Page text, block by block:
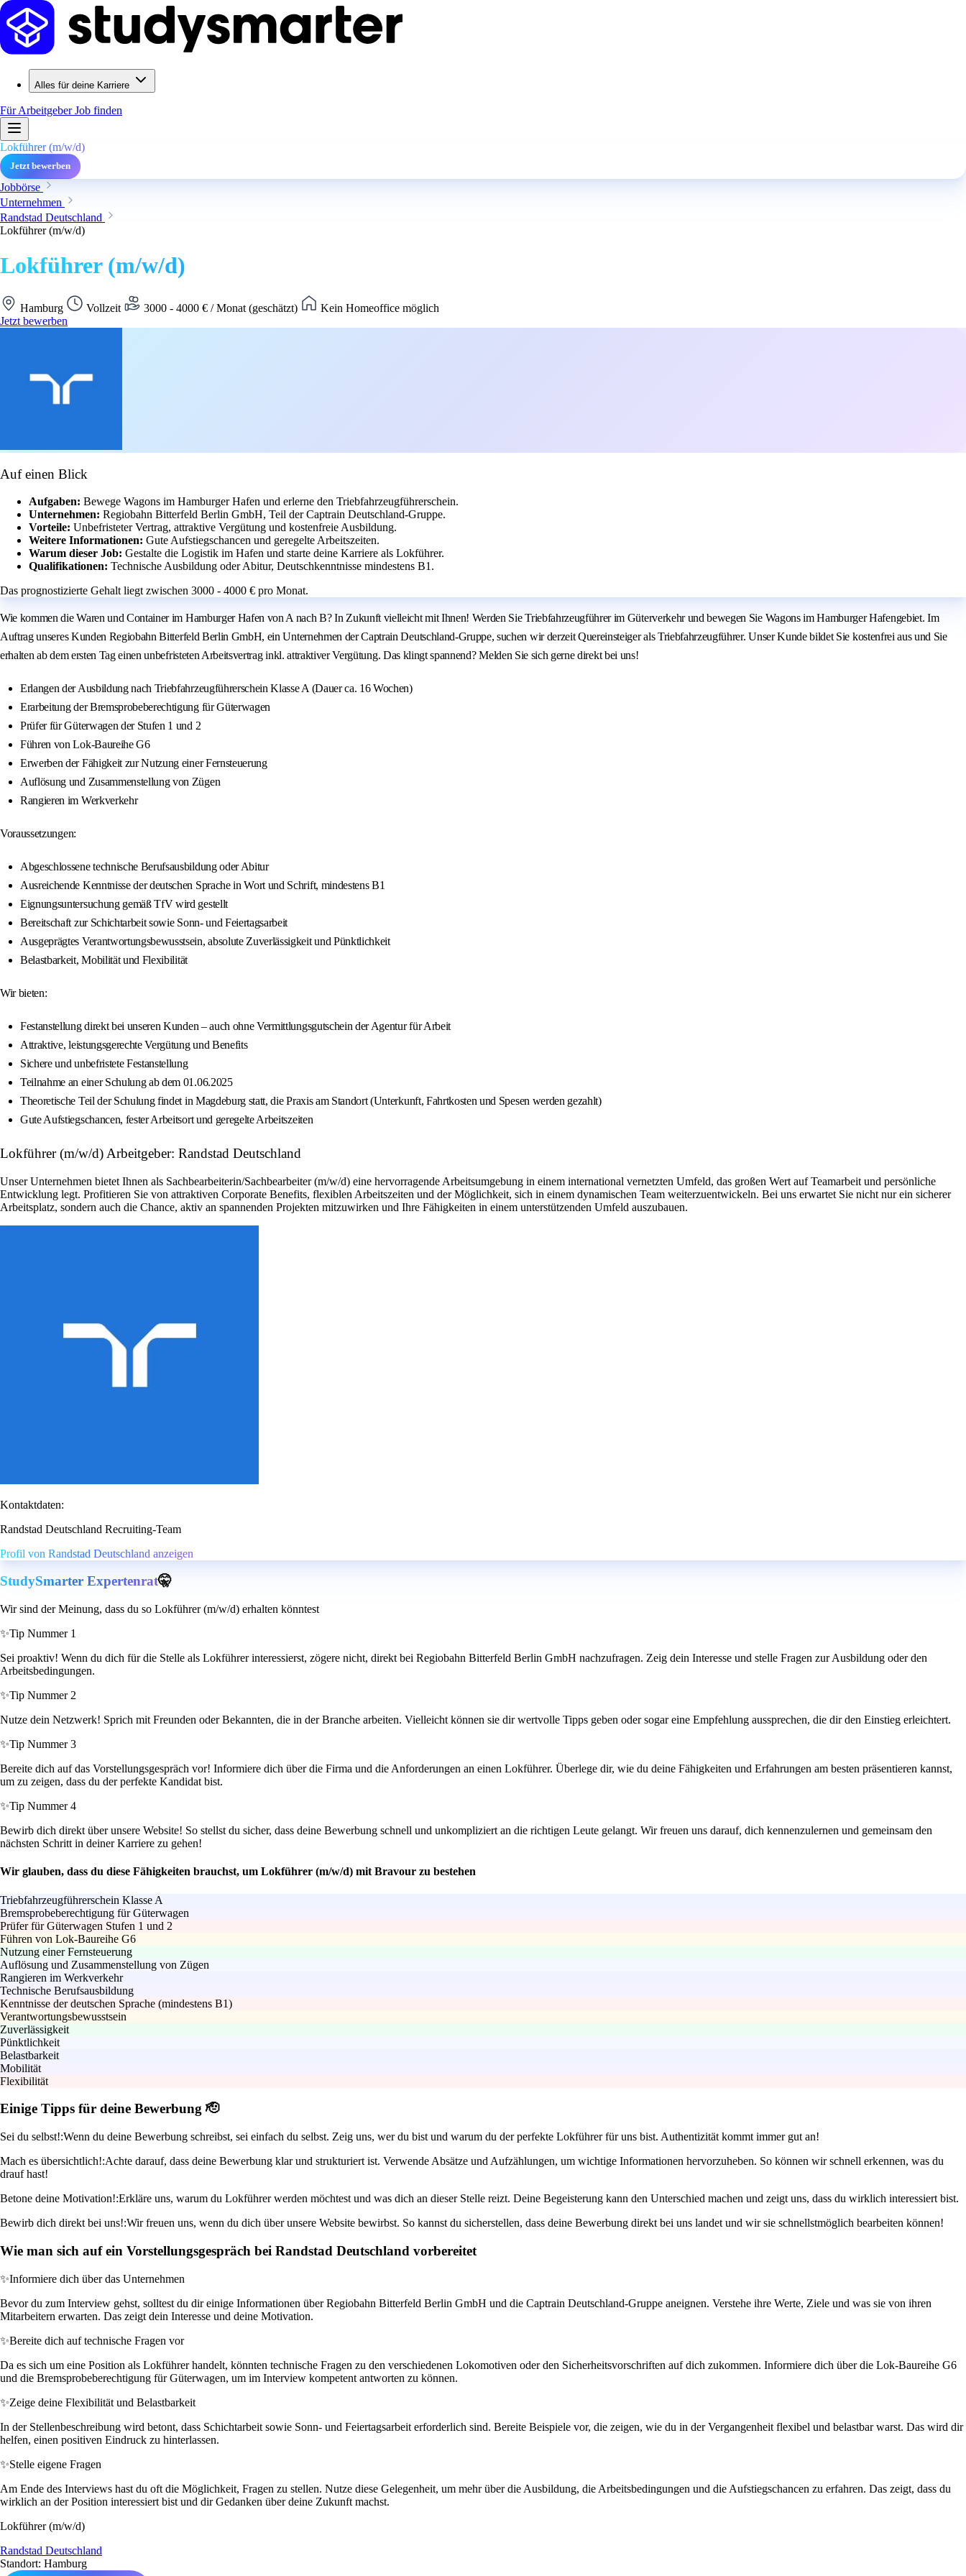
Alles für deine Karriere
Für ArbeitgeberJob finden
Lokführer (m/w/d)
Jetzt bewerben
Jobbörse
Unternehmen
Randstad Deutschland
Lokführer (m/w/d)
Lokführer (m/w/d)
Hamburg Vollzeit 3000 - 4000 € / Monat (geschätzt)
Kein Homeoffice möglich
Jetzt bewerben
Auf einen Blick
Aufgaben: Bewege Wagons im Hamburger Hafen und erlerne den Triebfahrzeugführerschein.
Unternehmen: Regiobahn Bitterfeld Berlin GmbH, Teil der Captrain Deutschland-Gruppe.
Vorteile: Unbefristeter Vertrag, attraktive Vergütung und kostenfreie Ausbildung.
Weitere Informationen: Gute Aufstiegschancen und geregelte Arbeitszeiten.
Warum dieser Job: Gestalte die Logistik im Hafen und starte deine Karriere als Lokführer.
Qualifikationen: Technische Ausbildung oder Abitur, Deutschkenntnisse mindestens B1.
Das prognostizierte Gehalt liegt zwischen 3000 - 4000 € pro Monat.
Wie kommen die Waren und Container im Hamburger Hafen von A nach B? In Zukunft vielleicht mit Ihnen! Werden Sie Triebfahrzeugführer im Güterverkehr und bewegen Sie Wagons im Hamburger Hafengebiet. Im
Auftrag unseres Kunden Regiobahn Bitterfeld Berlin GmbH, ein Unternehmen der Captrain Deutschland-Gruppe, suchen wir derzeit Quereinsteiger als Triebfahrzeugführer. Unser Kunde bildet Sie kostenfrei aus und Sie
erhalten ab dem ersten Tag einen unbefristeten Arbeitsvertrag inkl. attraktiver Vergütung. Das klingt spannend? Melden Sie sich gerne direkt bei uns!
Erlangen der Ausbildung nach Triebfahrzeugführerschein Klasse A (Dauer ca. 16 Wochen)
Erarbeitung der Bremsprobeberechtigung für Güterwagen
Prüfer für Güterwagen der Stufen 1 und 2
Führen von Lok-Baureihe G6
Erwerben der Fähigkeit zur Nutzung einer Fernsteuerung
Auflösung und Zusammenstellung von Zügen
Rangieren im Werkverkehr
Voraussetzungen:
Abgeschlossene technische Berufsausbildung oder Abitur
Ausreichende Kenntnisse der deutschen Sprache in Wort und Schrift, mindestens B1
Eignungsuntersuchung gemäß TfV wird gestellt
Bereitschaft zur Schichtarbeit sowie Sonn- und Feiertagsarbeit
Ausgeprägtes Verantwortungsbewusstsein, absolute Zuverlässigkeit und Pünktlichkeit
Belastbarkeit, Mobilität und Flexibilität
Wir bieten:
Festanstellung direkt bei unseren Kunden – auch ohne Vermittlungsgutschein der Agentur für Arbeit
Attraktive, leistungsgerechte Vergütung und Benefits
Sichere und unbefristete Festanstellung
Teilnahme an einer Schulung ab dem 01.06.2025
Theoretische Teil der Schulung findet in Magdeburg statt, die Praxis am Standort (Unterkunft, Fahrtkosten und Spesen werden gezahlt)
Gute Aufstiegschancen, fester Arbeitsort und geregelte Arbeitszeiten
Lokführer (m/w/d) Arbeitgeber: Randstad Deutschland
Unser Unternehmen bietet Ihnen als Sachbearbeiterin/Sachbearbeiter (m/w/d) eine hervorragende Arbeitsumgebung in einem international vernetzten Umfeld, das großen Wert auf Teamarbeit und persönliche
Entwicklung legt. Profitieren Sie von attraktiven Corporate Benefits, flexiblen Arbeitszeiten und der Möglichkeit, sich in einem dynamischen Team weiterzuentwickeln. Bei uns erwartet Sie nicht nur ein sicherer
Arbeitsplatz, sondern auch die Chance, aktiv an spannenden Projekten mitzuwirken und Ihre Fähigkeiten in einem unterstützenden Umfeld auszubauen.
Kontaktdaten:
Randstad Deutschland Recruiting-Team
Profil von Randstad Deutschland anzeigen
StudySmarter Expertenrat🤫
Wir sind der Meinung, dass du so Lokführer (m/w/d) erhalten könntest
✨Tip Nummer 1
Sei proaktiv! Wenn du dich für die Stelle als Lokführer interessierst, zögere nicht, direkt bei Regiobahn Bitterfeld Berlin GmbH nachzufragen. Zeig dein Interesse und stelle Fragen zur Ausbildung oder den
Arbeitsbedingungen.
✨Tip Nummer 2
Nutze dein Netzwerk! Sprich mit Freunden oder Bekannten, die in der Branche arbeiten. Vielleicht können sie dir wertvolle Tipps geben oder sogar eine Empfehlung aussprechen, die dir den Einstieg erleichtert.
✨Tip Nummer 3
Bereite dich auf das Vorstellungsgespräch vor! Informiere dich über die Firma und die Anforderungen an einen Lokführer. Überlege dir, wie du deine Fähigkeiten und Erfahrungen am besten präsentieren kannst,
um zu zeigen, dass du der perfekte Kandidat bist.
✨Tip Nummer 4
Bewirb dich direkt über unsere Website! So stellst du sicher, dass deine Bewerbung schnell und unkompliziert an die richtigen Leute gelangt. Wir freuen uns darauf, dich kennenzulernen und gemeinsam den
nächsten Schritt in deiner Karriere zu gehen!
Wir glauben, dass du diese Fähigkeiten brauchst, um Lokführer (m/w/d) mit Bravour zu bestehen
Triebfahrzeugführerschein Klasse A
Bremsprobeberechtigung für Güterwagen
Prüfer für Güterwagen Stufen 1 und 2
Führen von Lok-Baureihe G6
Nutzung einer Fernsteuerung
Auflösung und Zusammenstellung von Zügen
Rangieren im Werkverkehr
Technische Berufsausbildung
Kenntnisse der deutschen Sprache (mindestens B1)
Verantwortungsbewusstsein
Zuverlässigkeit
Pünktlichkeit
Belastbarkeit
Mobilität
Flexibilität
Einige Tipps für deine Bewerbung 🫡
Sei du selbst!:Wenn du deine Bewerbung schreibst, sei einfach du selbst. Zeig uns, wer du bist und warum du der perfekte Lokführer für uns bist. Authentizität kommt immer gut an!
Mach es übersichtlich!:Achte darauf, dass deine Bewerbung klar und strukturiert ist. Verwende Absätze und Aufzählungen, um wichtige Informationen hervorzuheben. So können wir schnell erkennen, was du
drauf hast!
Betone deine Motivation!:Erkläre uns, warum du Lokführer werden möchtest und was dich an dieser Stelle reizt. Deine Begeisterung kann den Unterschied machen und zeigt uns, dass du wirklich interessiert bist.
Bewirb dich direkt bei uns!:Wir freuen uns, wenn du dich über unsere Website bewirbst. So kannst du sicherstellen, dass deine Bewerbung direkt bei uns landet und wir sie schnellstmöglich bearbeiten können!
Wie man sich auf ein Vorstellungsgespräch bei Randstad Deutschland vorbereitet
✨Informiere dich über das Unternehmen
Bevor du zum Interview gehst, solltest du dir einige Informationen über Regiobahn Bitterfeld Berlin GmbH und die Captrain Deutschland-Gruppe aneignen. Verstehe ihre Werte, Ziele und was sie von ihren
Mitarbeitern erwarten. Das zeigt dein Interesse und deine Motivation.
✨Bereite dich auf technische Fragen vor
Da es sich um eine Position als Lokführer handelt, könnten technische Fragen zu den verschiedenen Lokomotiven oder den Sicherheitsvorschriften auf dich zukommen. Informiere dich über die Lok-Baureihe G6
und die Bremsprobeberechtigung für Güterwagen, um im Interview kompetent antworten zu können.
✨Zeige deine Flexibilität und Belastbarkeit
In der Stellenbeschreibung wird betont, dass Schichtarbeit sowie Sonn- und Feiertagsarbeit erforderlich sind. Bereite Beispiele vor, die zeigen, wie du in der Vergangenheit flexibel und belastbar warst. Das wird dir
helfen, einen positiven Eindruck zu hinterlassen.
✨Stelle eigene Fragen
Am Ende des Interviews hast du oft die Möglichkeit, Fragen zu stellen. Nutze diese Gelegenheit, um mehr über die Ausbildung, die Arbeitsbedingungen und die Aufstiegschancen zu erfahren. Das zeigt, dass du
wirklich an der Position interessiert bist und dir Gedanken über deine Zukunft machst.
Lokführer (m/w/d)
Randstad Deutschland
Standort: Hamburg